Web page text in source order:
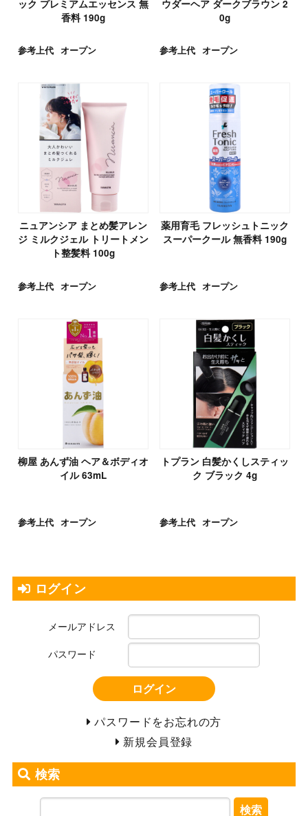
ック プレミアムエッセンス 無
香料 190g
参考上代 オープン
ウダーヘア ダークブラウン 2
0g
参考上代 オープン
ニュアンシア まとめ髪アレン
ジ ミルクジェル トリートメン
ト整髪料 100g
参考上代 オープン
薬用育毛 フレッシュトニック
スーパークール 無香料 190g
参考上代 オープン
柳屋 あんず油 ヘア＆ボディオ
イル 63mL
参考上代 オープン
トプラン 白髪かくしスティッ
ク ブラック 4g
参考上代 オープン
ログイン
メールアドレス
パスワード
ログイン
パスワードをお忘れの方
新規会員登録
検索
検索